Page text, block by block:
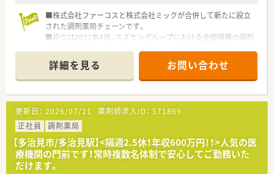
■株式会社ファーコスと株式会社ミックが合併して新たに設立
された調剤薬局チェーンです。
■設立は2022年4月、スズケングループにおける全国規模の調剤
■2社が培ってきたノウハウと企業の良さを融合し、より安定し
た経営基盤から、成長スピードを加速させていきます。
■コーポレートメッセージは「あなたに今、わたしができるこ
と」。
■正社員には全国・広域・都道府県限定・自宅通勤の4コースを用
意。
■全国・広域・都道府県限定コースの方には充実の住宅補助制度
が適用されます。
■住居は法人契約なので初期費用時の自己負担はほとんどあり
ません。
■産育休からの復帰率は95%以上！時短勤務はお子様が小学3年
詳細を見る お問い合わせ
更新日： 2026/07/21 薬剤師求人ID： 571869
正社員
調剤薬局
【多治見市/多治見駅】<隔週2.5休！年収600万円！！>人気の医
療機関の門前です！常時複数名体制で安心してご勤務いた
だけます。